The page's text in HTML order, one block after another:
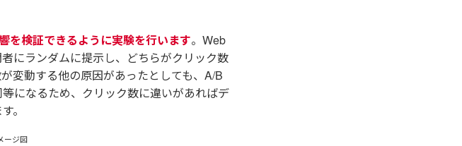
を検証できるように実験を行います。Web
にランダムに提示し、どちらがクリック数
変動する他の原因があったとしても、A/B
になるため、クリック数に違いがあればデ
。
ージ図